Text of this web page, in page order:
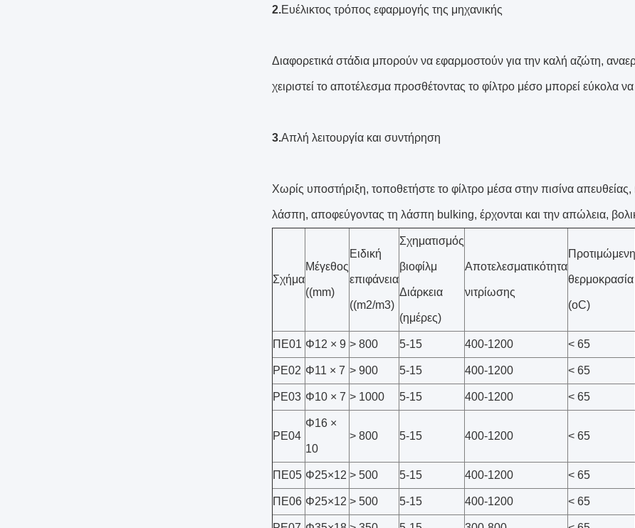
2.Ευέλικτος τρόπος εφαρμογής της μηχανικής
Διαφορετικά στάδια μπορούν να εφαρμοστούν για την καλή αζώτη,
χειριστεί το αποτέλεσμα προσθέτοντας το φίλτρο μέσο μπορεί εύκολα
3.Απλή λειτουργία και συντήρηση
Χωρίς υποστήριξη, τοποθετήστε το φίλτρο μέσα στην πισίνα απευθείας,
λάσπη, αποφεύγοντας τη λάσπη bulking, έρχονται και την απώλεια,
Σχήμα
Μέγεθος
((mm)
Ειδική
επιφάνεια
((m2/m3)
Σχηματισμός
βιοφίλμ
Διάρκεια
(ημέρες)
Αποτελεσματικότητα
νιτρίωσης
Προτιμώμενη
θερμοκρασία
(oC)
ΠΕ01 Φ12 × 9 > 800 5-15 400-1200 < 65
PE02 Φ11 × 7 > 900 5-15 400-1200 < 65
PE03 Φ10 × 7 > 1000 5-15 400-1200 < 65
PE04
Φ16 ×
10
> 800 5-15 400-1200 < 65
ΠΕ05 Φ25×12 > 500 5-15 400-1200 < 65
ΠΕ06 Φ25×12 > 500 5-15 400-1200 < 65